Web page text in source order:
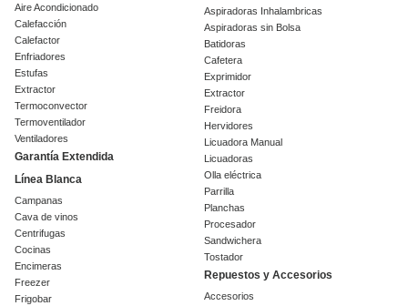
Aire Acondicionado
Calefacción
Calefactor
Enfriadores
Estufas
Extractor
Termoconvector
Termoventilador
Ventiladores
Garantía Extendida
Línea Blanca
Campanas
Cava de vinos
Centrifugas
Cocinas
Encimeras
Freezer
Frigobar
Aspiradoras Inhalambricas
Aspiradoras sin Bolsa
Batidoras
Cafetera
Exprimidor
Extractor
Freidora
Hervidores
Licuadora Manual
Licuadoras
Olla eléctrica
Parrilla
Planchas
Procesador
Sandwichera
Tostador
Repuestos y Accesorios
Accesorios